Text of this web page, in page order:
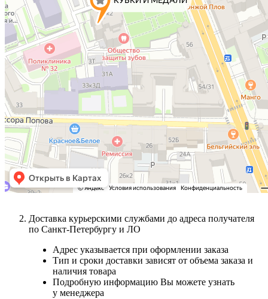
Доставка курьерскими службами до адреса получателя
по Санкт-Петербургу и ЛО
Адрес указывается при оформлении заказа
Тип и сроки доставки зависят от объема заказа и
наличия товара
Подробную информацию Вы можете узнать
у менеджера